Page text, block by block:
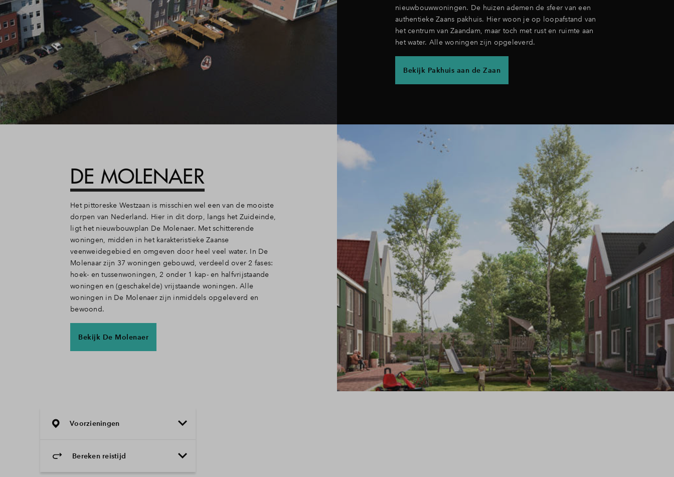
nieuwbouwwoningen. De huizen ademen de sfeer van een
authentieke Zaans pakhuis. Hier woon je op loopafstand van
het centrum van Zaandam, maar toch met rust en ruimte aan
het water. Alle woningen zijn opgeleverd.
Bekijk Pakhuis aan de Zaan
DE MOLENAER
Het pittoreske Westzaan is misschien wel een van de mooiste
dorpen van Nederland. Hier in dit dorp, langs het Zuideinde,
ligt het nieuwbouwplan De Molenaer. Met schitterende
woningen, midden in het karakteristieke Zaanse
veenweidegebied en omgeven door heel veel water. In De
Molenaar zijn 37 woningen gebouwd, verdeeld over 2 fases:
hoek- en tussenwoningen, 2 onder 1 kap- en halfvrijstaande
woningen en (geschakelde) vrijstaande woningen. Alle
woningen in De Molenaer zijn inmiddels opgeleverd en
bewoond.
Bekijk De Molenaer
Voorzieningen
Selecteer vervoermiddel
Bereken reistijd